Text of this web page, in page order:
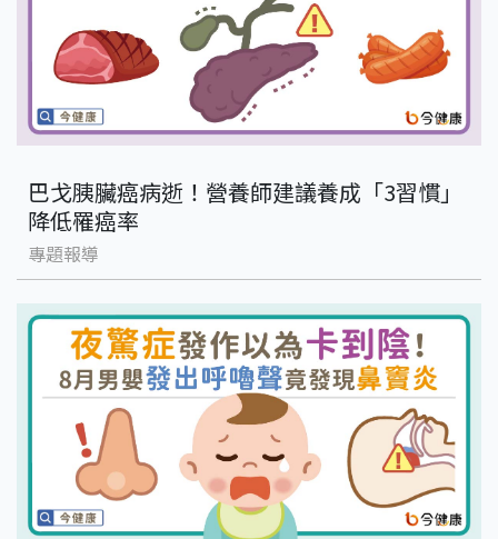
巴戈胰臟癌病逝！營養師建議養成「3習慣」
降低罹癌率
專題報導